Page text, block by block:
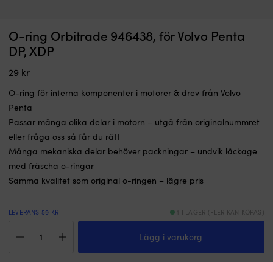
O-ring Orbitrade 946438, för Volvo Penta
DP, XDP
29 kr
O-ring för interna komponenter i motorer & drev från Volvo
Penta
Passar många olika delar i motorn – utgå från originalnummret
eller fråga oss så får du rätt
Många mekaniska delar behöver packningar – undvik läckage
med fräscha o-ringar
Samma kvalitet som original o-ringen – lägre pris
LEVERANS 59 KR 1 I LAGER (FLER KAN KÖPAS)
ring
Orbitrade
Lägg i varukorg